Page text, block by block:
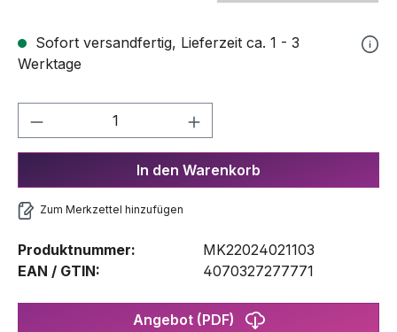
Sofort versandfertig, Lieferzeit ca. 1 - 3
Werktage
Produkt Anzahl: Gib den
In den Warenkorb
Zum Merkzettel hinzufügen
Produktnummer:
MK22024021103
EAN / GTIN:
4070327277771
Angebot (PDF)